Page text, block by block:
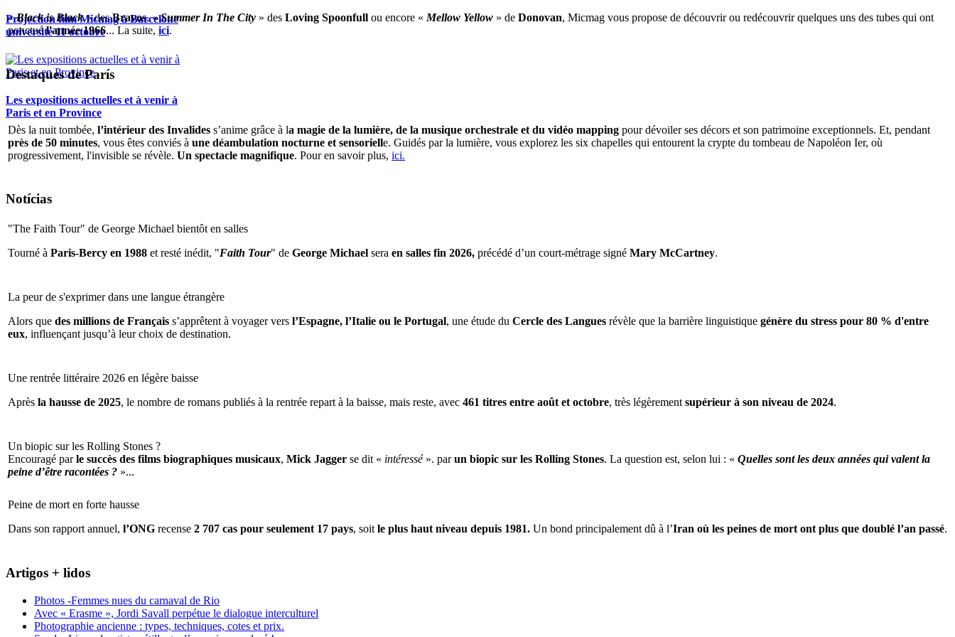
Projection film Micmag à Barcelone
université 11 octobre
Les expositions actuelles et à venir à
Paris et en Province
«Black is Black» desBravos, «Summer In The City » des Loving Spoonfull ou encore « Mellow Yellow » de Donovan, Micmag vous propose de découvrir ou redécouvrir quelques uns des tubes qui ont
ponctuél'année 1966... La suite, ici.
Destaques de París
Dès la nuit tombée, l’intérieur des Invalides s’anime grâce à la magie de la lumière, de la musique orchestrale et du vidéo mapping pour dévoiler ses décors et son patrimoine exceptionnels. Et, pendant
près de 50 minutes, vous êtes conviés à une déambulation nocturne et sensorielle. Guidés par la lumière, vous explorez les six chapelles qui entourent la crypte du tombeau de Napoléon Ier, où
progressivement, l'invisible se révèle. Un spectacle magnifique. Pour en savoir plus, ici.
Notícias
"The Faith Tour" de George Michael bientôt en salles
Tourné à Paris-Bercy en 1988 et resté inédit, "Faith Tour" de George Michael sera en salles fin 2026, précédé d’un court-métrage signé Mary McCartney.
La peur de s'exprimer dans une langue étrangère
Alors que des millions de Français s’apprêtent à voyager vers l’Espagne, l’Italie ou le Portugal, une étude du Cercle des Langues révèle que la barrière linguistique génère du stress pour 80 % d'entre
eux, influençant jusqu’à leur choix de destination.
Une rentrée littéraire 2026 en légère baisse
Après la hausse de 2025, le nombre de romans publiés à la rentrée repart à la baisse, mais reste, avec 461 titres entre août et octobre, très légèrement supérieur à son niveau de 2024.
Un biopic sur les Rolling Stones ?
Encouragé parle succès des films biographiques musicaux, Mick Jagger se dit « intéressé ». parun biopic sur les Rolling Stones. La question est, selon lui : « Quelles sont les deux années qui valent la
peine d’être racontées ? »...
Peine de mort en forte hausse
Dans son rapport annuel, l’ONG recense 2 707 cas pour seulement 17 pays, soit le plus haut niveau depuis 1981. Un bond principalement dû à l’Iran où les peines de mort ont plus que doublé l’an passé.
Artigos + lidos
Photos -Femmes nues du carnaval de Rio
Avec « Erasme », Jordi Savall perpétue le dialogue interculturel
Photographie ancienne : types, techniques, cotes et prix.